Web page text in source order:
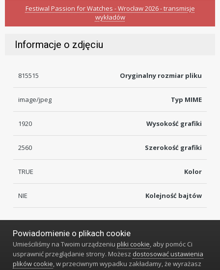
Festiwal Passion for Watches - Wrocław 2026 - transmisje
wykładów
Informacje o zdjęciu
Oryginalny rozmiar pliku
815515
Typ MIME
image/jpeg
Wysokość grafiki
1920
Szerokość grafiki
2560
Kolor
TRUE
Kolejność bajtów
NIE
Język Styl Polityka prywatności
Klub Miłośników Zegarów i Zegarków
Powered by Invision Community
Powiadomienie o plikach cookie
Umieściliśmy na Twoim urządzeniupliki cookie, aby pomóc Ci
usprawnić przeglądanie strony. Możesz dostosować ustawienia
plików cookie, w przeciwnym wypadku zakładamy, że wyrażasz